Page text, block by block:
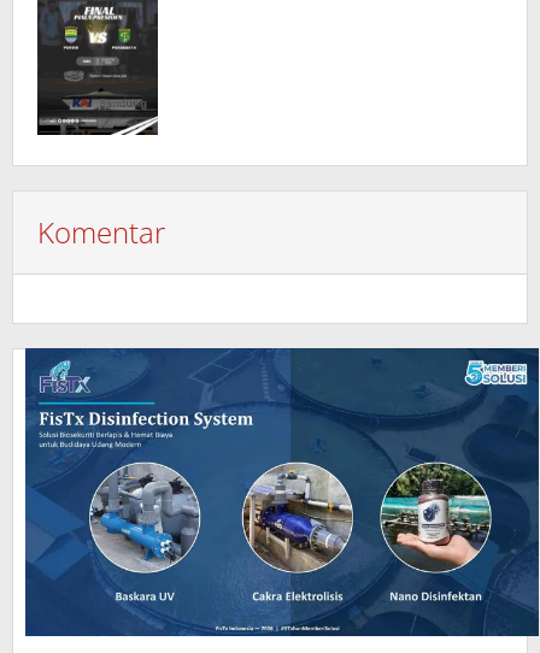
Komentar